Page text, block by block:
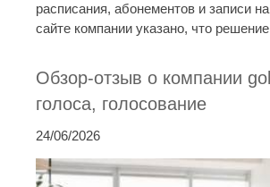
расписания, абонементов и записи
сайте компании указано, что
Обзор-отзыв о компании
голоса, голосование
24/06/2026